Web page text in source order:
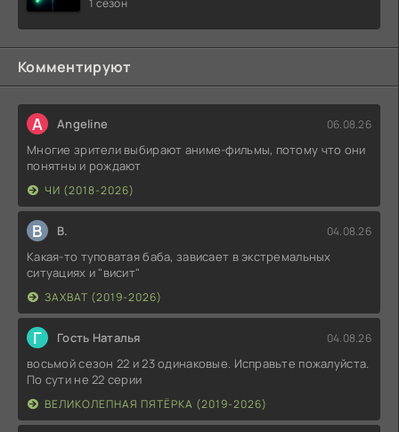
Комментируют
A Angeline 06.08.26
Многие зрители выбирают аниме-фильмы, потому что они
понятны и рождают
ЧИ (2018-2026)
В В. 04.08.26
Какая-то туповатая баба, зависает в экстремальных
ситуациях и "висит"
ЗАХВАТ (2019-2026)
Г Гость Наталья 04.08.26
восьмой сезон 22 и 23 одинаковые. Исправьте пожалуйста.
По сути не 22 серии
ВЕЛИКОЛЕПНАЯ ПЯТЁРКА (2019-2026)